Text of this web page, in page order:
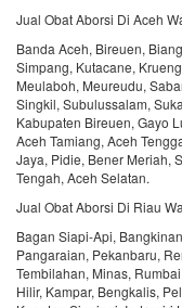
Jual Obat Aborsi Di Aceh
Banda Aceh, Bireuen,
Simpang, Kutacane,
Meulaboh, Meureudu,
Singkil, Subulussalam,
Kabupaten Bireuen, Gayo
Aceh Tamiang, Aceh
Jaya, Pidie, Bener Meriah,
Tengah, Aceh Selatan.
Jual Obat Aborsi Di Riau
Bagan Siapi-Api,
Pangaraian, Pekanbaru,
Tembilahan, Minas,
Hilir, Kampar, Bengkalis,